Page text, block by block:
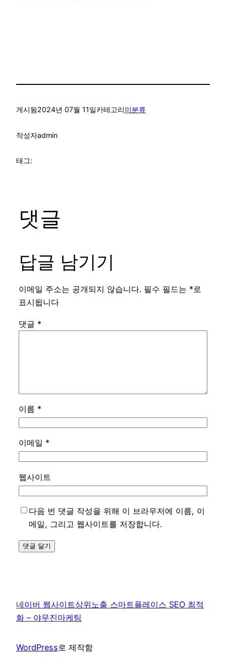
게시됨2024년 07월 11일카테고리미분류
작성자admin
태그:
댓글
답글 남기기
이메일 주소는 공개되지 않습니다. 필수 필드는 *로
표시됩니다
댓글 *
이름 *
이메일 *
웹사이트
다음 번 댓글 작성을 위해 이 브라우저에 이름, 이
메일, 그리고 웹사이트를 저장합니다.
네이버 웹사이트상위노출 스마트플레이스 SEO 최적
화 – 야무진마케팅
WordPress로 제작함